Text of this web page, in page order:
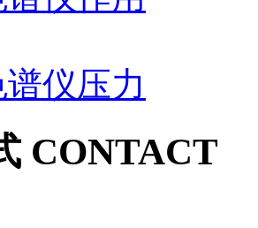
仪压力
CONTACT